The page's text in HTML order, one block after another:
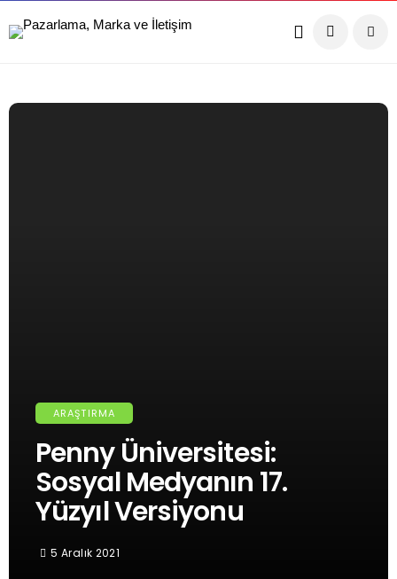
ARAŞTIRMA
Penny Üniversitesi:
Sosyal Medyanın 17.
Yüzyıl Versiyonu
5 Aralık 2021